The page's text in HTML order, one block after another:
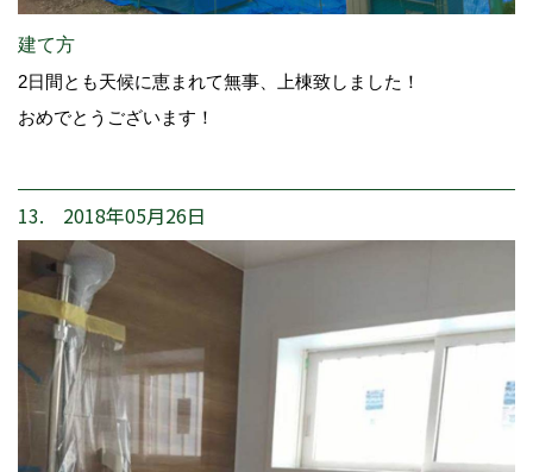
建て方
2日間とも天候に恵まれて無事、上棟致しました！
おめでとうございます！
13. 2018年05月26日